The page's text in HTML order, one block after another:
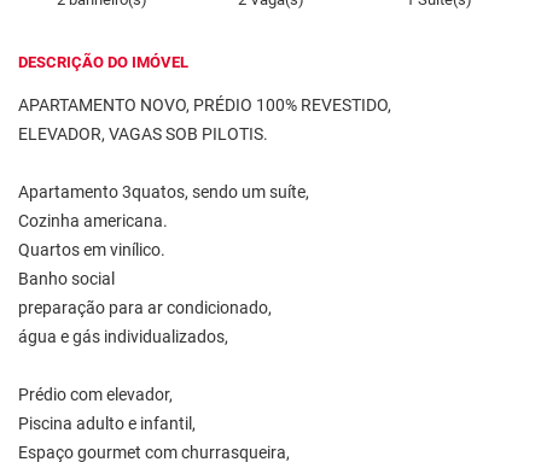
DESCRIÇÃO DO IMÓVEL
APARTAMENTO NOVO, PRÉDIO 100% REVESTIDO,
ELEVADOR, VAGAS SOB PILOTIS.
Apartamento 3quatos, sendo um suíte,
Cozinha americana.
Quartos em vinílico.
Banho social
preparação para ar condicionado,
água e gás individualizados,
Prédio com elevador,
Piscina adulto e infantil,
Espaço gourmet com churrasqueira,